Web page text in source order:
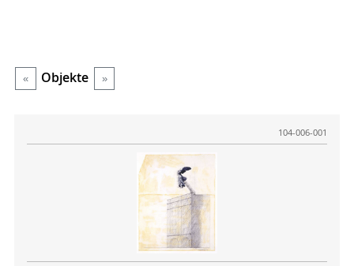
« Objekte »
104-006-001